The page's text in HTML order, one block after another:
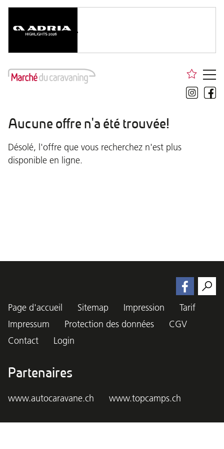
Aucune offre n'a été trouvée!
Désolé, l'offre que vous recherchez n'est plus
disponible en ligne.
Page d'accueil Sitemap Impression
Tarif
Impressum
Protection des données
CGV
Contact
Login
Partenaires
www.autocaravane.ch www.topcamps.ch